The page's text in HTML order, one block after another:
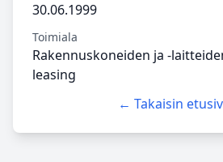
30.06.1999
Toimiala
Rakennuskoneiden ja -
leasing
← Takaisin